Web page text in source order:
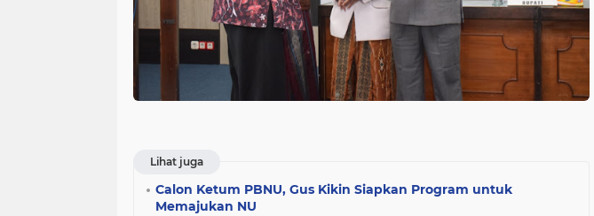
Lihat juga
Calon Ketum PBNU, Gus Kikin Siapkan Program untuk
Memajukan NU